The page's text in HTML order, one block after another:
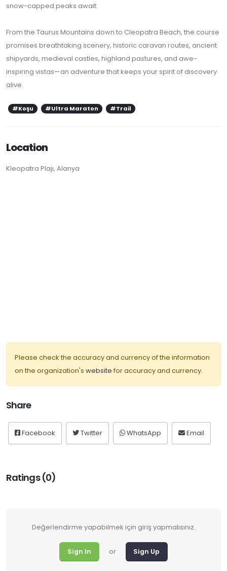
snow-capped peaks await.
From the Taurus Mountains down to Cleopatra Beach, the course
promises breathtaking scenery, historic caravan routes, ancient
shipyards, medieval castles, highland pastures, and awe-
inspiring vistas—an adventure that keeps your spirit of discovery
alive.
#Koşu #Ultra Maraton #Trail
Location
Kleopatra Plajı, Alanya
Please check the accuracy and currency of the information
on the organization's website for accuracy and currency.
Share
Facebook Twitter WhatsApp Email
Ratings (0)
Değerlendirme yapabilmek için giriş yapmalısınız.
Sign In or Sign Up